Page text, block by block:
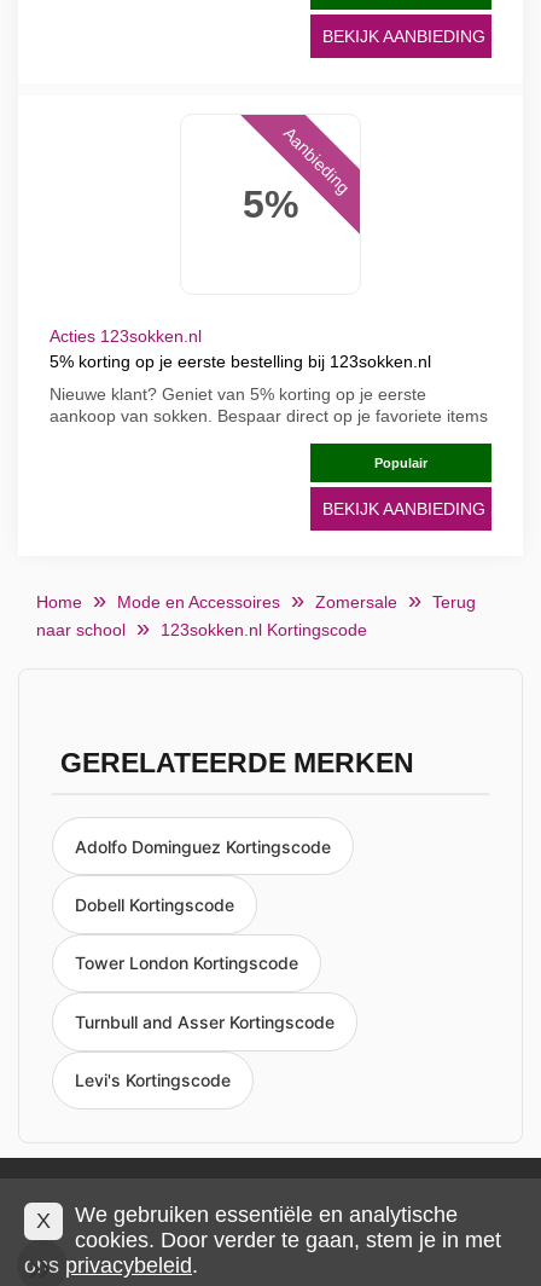
BEKIJK AANBIEDING
5%
Aanbieding
Acties 123sokken.nl
5% korting op je eerste bestelling bij 123sokken.nl
Nieuwe klant? Geniet van 5% korting op je eerste
aankoop van sokken. Bespaar direct op je favoriete items
Populair
BEKIJK AANBIEDING
Home Mode en Accessoires Zomersale
Terug
naar school
123sokken.nl Kortingscode
GERELATEERDE MERKEN
Adolfo Dominguez Kortingscode
Dobell Kortingscode
Tower London Kortingscode
Turnbull and Asser Kortingscode
Levi's Kortingscode
Privacy en cookies Impressum Algemene voorwaarden
© 2026 IMP Multimedia GmbH
X
We gebruiken essentiële en analytische
cookies. Door verder te gaan, stem je in met
ons privacybeleid.